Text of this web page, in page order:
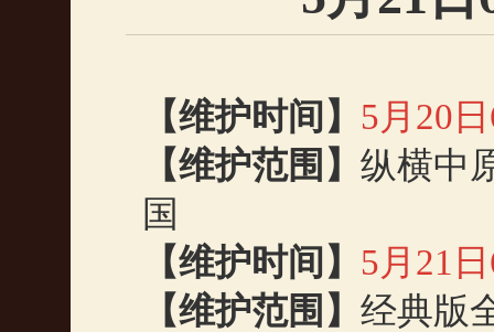
【维护时间】 5月 20 日
【维护范围】 纵横中
国
【维护时间】 5月 21 日
【维护范围】 经典版